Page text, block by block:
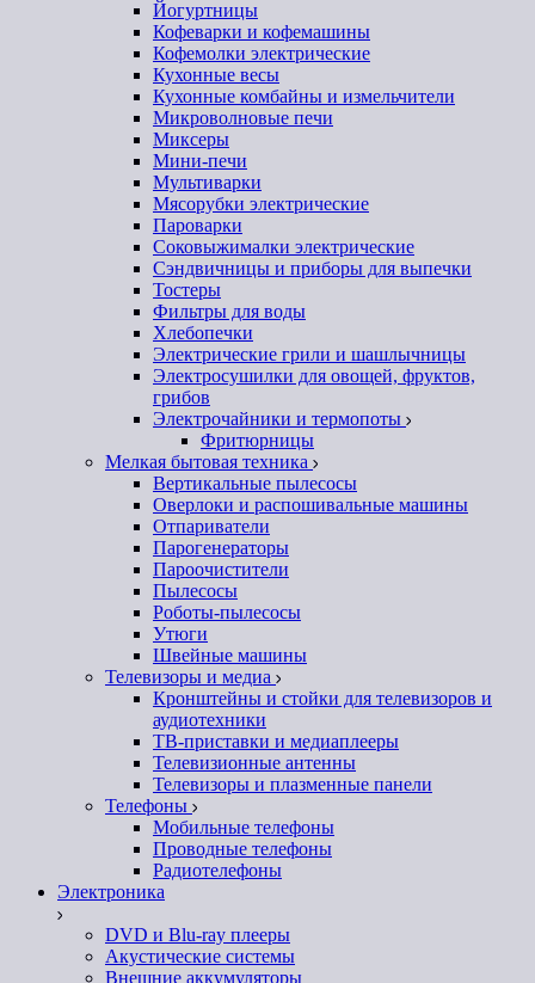
Йогуртницы
Кофеварки и кофемашины
Кофемолки электрические
Кухонные весы
Кухонные комбайны и измельчители
Микроволновые печи
Миксеры
Мини-печи
Мультиварки
Мясорубки электрические
Пароварки
Соковыжималки электрические
Сэндвичницы и приборы для выпечки
Тостеры
Фильтры для воды
Хлебопечки
Электрические грили и шашлычницы
Электросушилки для овощей, фруктов,
грибов
Электрочайники и термопоты
Фритюрницы
Мелкая бытовая техника
Вертикальные пылесосы
Оверлоки и распошивальные машины
Отпариватели
Парогенераторы
Пароочистители
Пылесосы
Роботы-пылесосы
Утюги
Швейные машины
Телевизоры и медиа
Кронштейны и стойки для телевизоров и
аудиотехники
ТВ-приставки и медиаплееры
Телевизионные антенны
Телевизоры и плазменные панели
Телефоны
Мобильные телефоны
Проводные телефоны
Радиотелефоны
Электроника
DVD и Blu-ray плееры
Акустические системы
Внешние аккумуляторы